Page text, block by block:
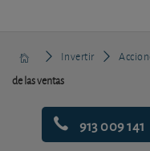
Invertir
de las ventas
913 009 141